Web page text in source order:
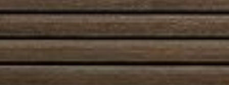
Austroflamm 55x57K